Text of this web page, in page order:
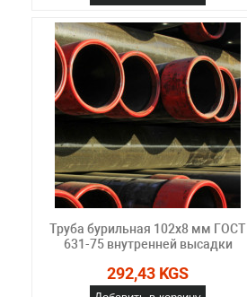
Труба бурильная 102x8 мм ГОСТ
631-75 внутренней высадки
292,43 KGS